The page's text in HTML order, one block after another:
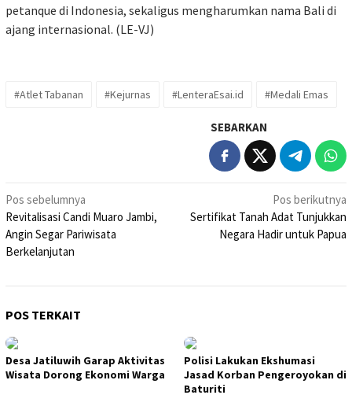
petanque di Indonesia, sekaligus mengharumkan nama Bali di
ajang internasional. (LE-VJ)
#Atlet Tabanan #Kejurnas #LenteraEsai.id #Medali Emas
SEBARKAN
Navigasi
pos
Pos sebelumnya
Revitalisasi Candi Muaro Jambi,
Angin Segar Pariwisata
Berkelanjutan
Pos berikutnya
Sertifikat Tanah Adat Tunjukkan
Negara Hadir untuk Papua
POS TERKAIT
Desa Jatiluwih Garap Aktivitas
Wisata Dorong Ekonomi Warga
Polisi Lakukan Ekshumasi
Jasad Korban Pengeroyokan di
Baturiti